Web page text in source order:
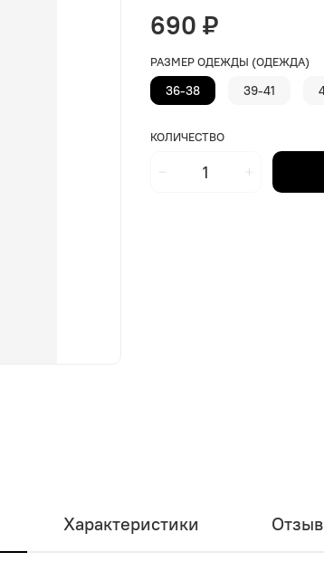
690 ₽
КОЛИЧЕСТВО
РАЗМЕР ОДЕЖДЫ (ОДЕЖДА)
36-38 39-41
Характеристики